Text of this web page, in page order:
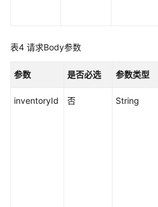
（吉
域）
表4 请求Body参数
参数 是否必选 参数类型
inventoryId 否 String